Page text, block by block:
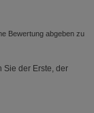
Bewertung abgeben zu
Sie der Erste, der